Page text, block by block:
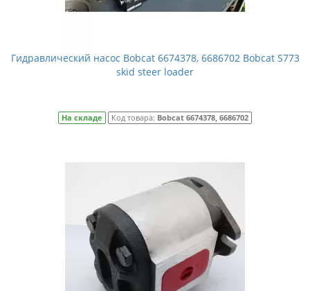
Гидравлический насос Bobcat 6674378, 6686702 Bobcat S773
skid steer loader
На складе Код товара: Bobcat 6674378, 6686702